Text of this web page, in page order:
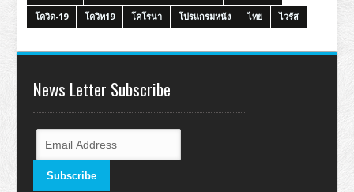
โควิด-19
โควิท19 โคโรนา โปรแกรมหนัง ไทย ไวรัส
News Letter Subscribe